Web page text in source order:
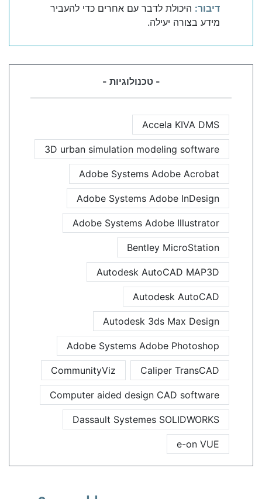
דיבור: היכולת לדבר עם אחרים כדי להעביר
מידע בצורה יעילה.
- טכנולוגיות -
Accela KIVA DMS
3D urban simulation modeling software
Adobe Systems Adobe Acrobat
Adobe Systems Adobe InDesign
Adobe Systems Adobe Illustrator
Bentley MicroStation
Autodesk AutoCAD MAP3D
Autodesk AutoCAD
Autodesk 3ds Max Design
Adobe Systems Adobe Photoshop
Caliper TransCAD
CommunityViz
Computer aided design CAD software
Dassault Systemes SOLIDWORKS
e-on VUE